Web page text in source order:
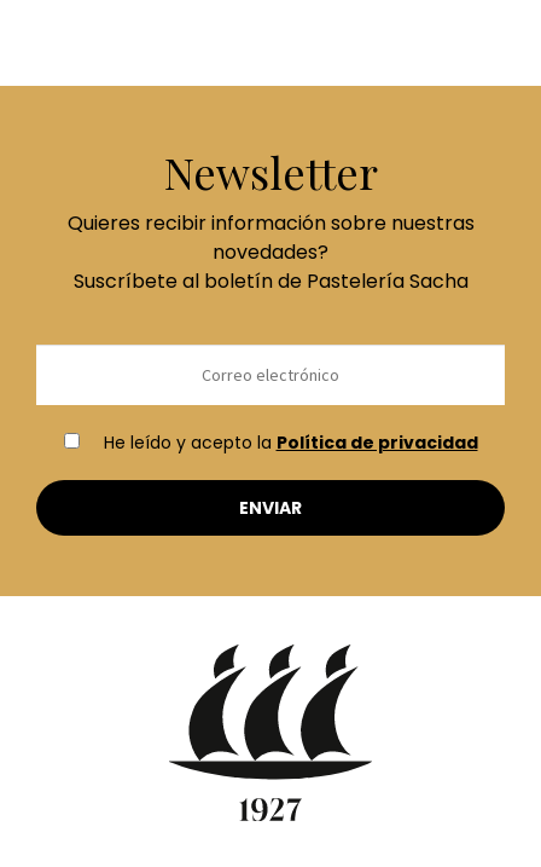
Newsletter
Quieres recibir información sobre nuestras
novedades?
Suscríbete al boletín de Pastelería Sacha
He leído y acepto la Política de privacidad